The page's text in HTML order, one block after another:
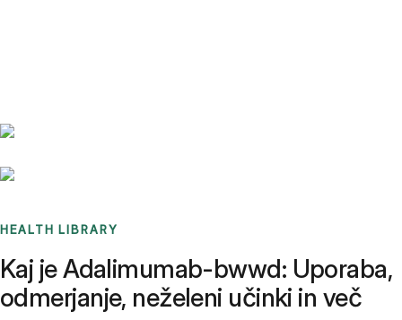
HEALTH LIBRARY
Kaj je Adalimumab-bwwd: Uporaba,
odmerjanje, neželeni učinki in več